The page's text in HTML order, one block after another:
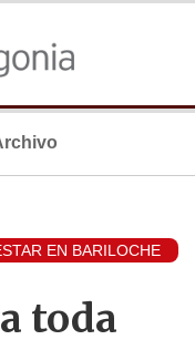
EN BARILOCHE
toda